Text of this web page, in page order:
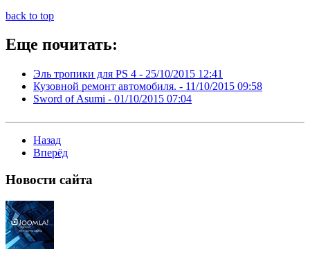
back to top
Еще почитать:
Эль тропики для PS 4 - 25/10/2015 12:41
Кузовной ремонт автомобиля. - 11/10/2015 09:58
Sword of Asumi - 01/10/2015 07:04
Назад
Вперёд
Новости сайта